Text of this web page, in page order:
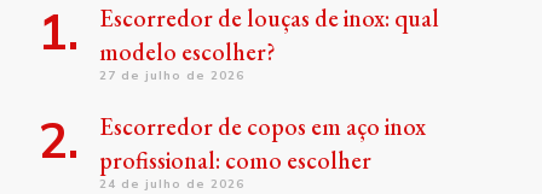
Escorredor de louças de inox: qual
modelo escolher?
27 de julho de 2026
Escorredor de copos em aço inox
profissional: como escolher
24 de julho de 2026